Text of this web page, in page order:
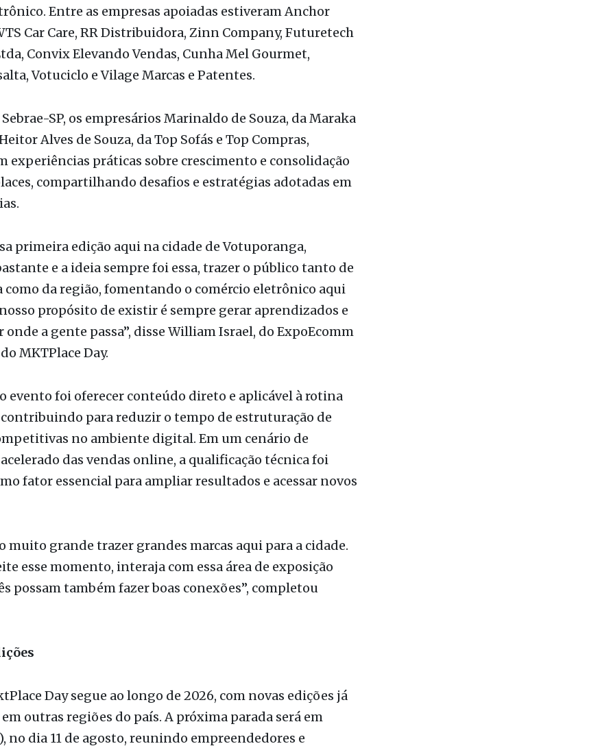
Convix Elevando Vendas, Cunha Mel Gourmet,
Votuciclo e Vilage Marcas e Patentes.
SP, os empresários Marinaldo de Souza, da Maraka
experiências práticas sobre crescimento e consolidação
compartilhando desafios e estratégias adotadas em
primeira edição aqui na cidade de Votuporanga,
da região, fomentando o comércio eletrônico aqui
propósito de existir é sempre gerar aprendizados e
onde a gente passa”, disse William Israel, do ExpoEcomm
MKTPlace Day.
evento foi oferecer conteúdo direto e aplicável à rotina
no ambiente digital. Em um cenário de
das vendas online, a qualificação técnica foi
fator essencial para ampliar resultados e acessar novos
muito grande trazer grandes marcas aqui para a cidade.
possam também fazer boas conexões”, completou
Day segue ao longo de 2026, com novas edições já
no dia 11 de agosto, reunindo empreendedores e
Norte do Paraná, seguida por Uberlândia (MG), no dia
fortalecendo a conexão entre negócios e inovação no